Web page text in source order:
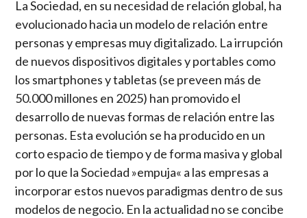
La Sociedad, en su necesidad de relación global, ha
evolucionado hacia un modelo de relación entre
personas y empresas muy digitalizado. La irrupción
de nuevos dispositivos digitales y portables como
los smartphones y tabletas (se preveen más de
50.000 millones en 2025) han promovido el
desarrollo de nuevas formas de relación entre las
personas. Esta evolución se ha producido en un
corto espacio de tiempo y de forma masiva y global
por lo que la Sociedad »empuja« a las empresas a
incorporar estos nuevos paradigmas dentro de sus
modelos de negocio. En la actualidad no se concibe